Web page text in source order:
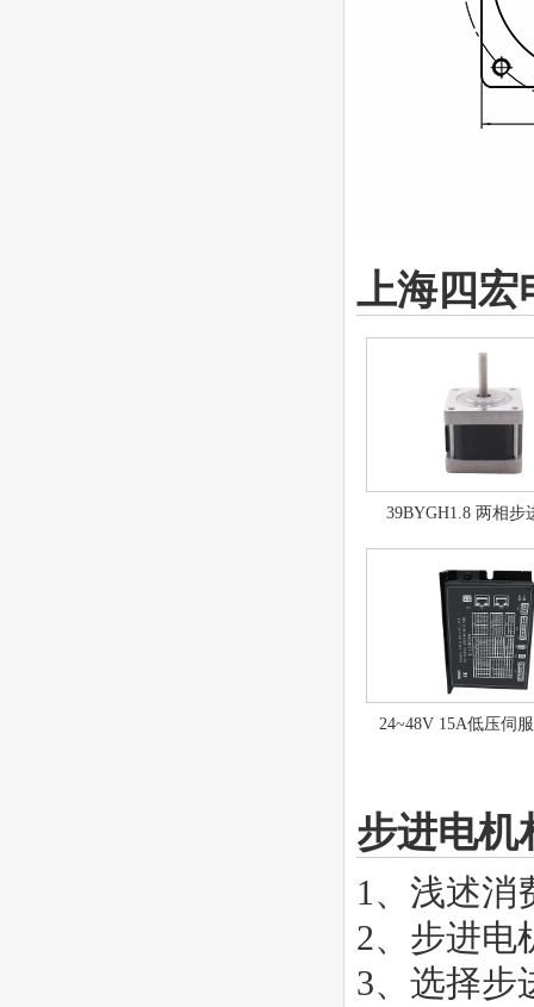
上海四
39BYGH1.8 两相步
24~48V 15A低压伺
步进电机
1、 浅述消
2、 步进电
3、 选择步